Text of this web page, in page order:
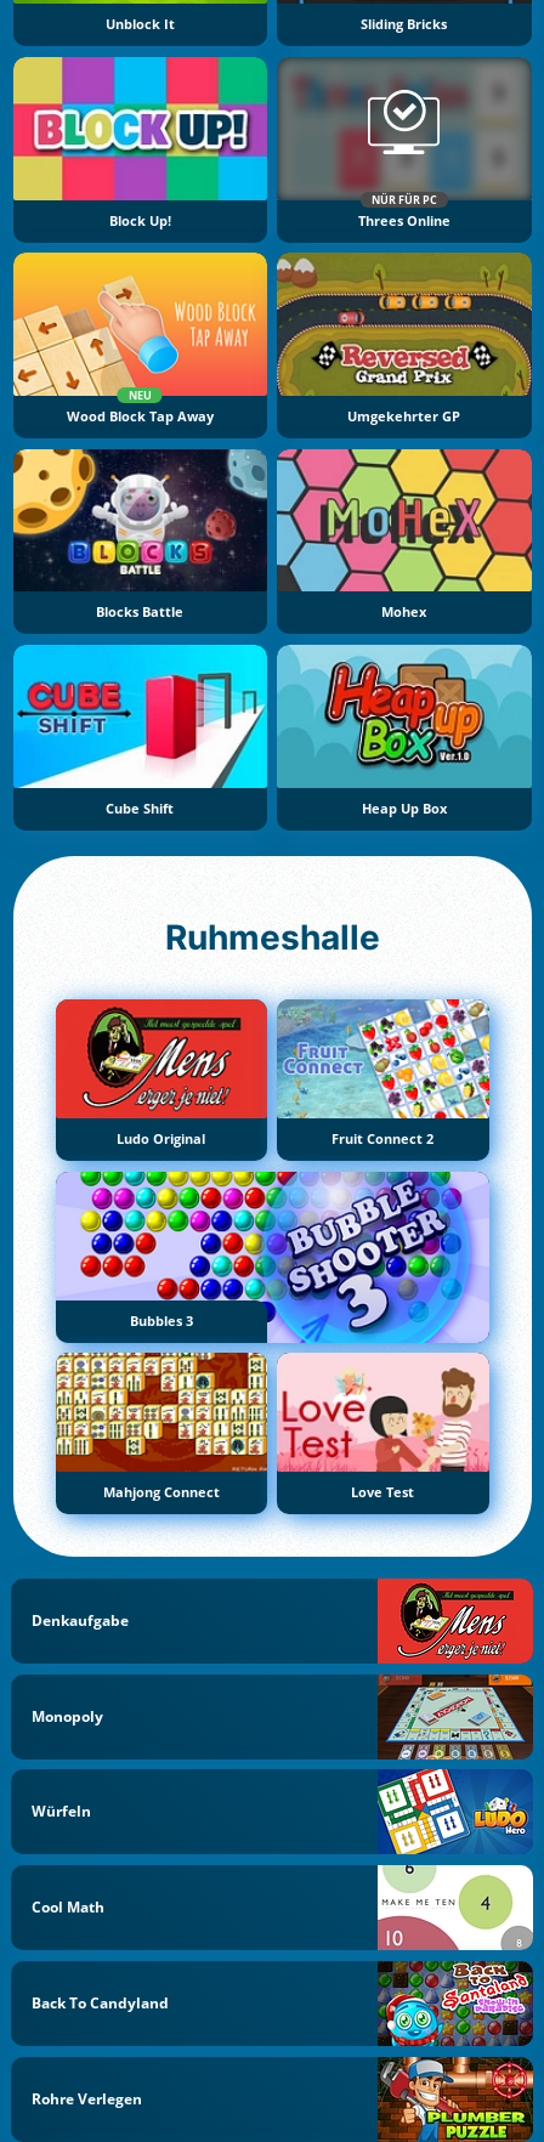
Unblock It Sliding Bricks
Block Up!
NÜR FÜR PC
Threes Online
NEU
Wood Block Tap Away Umgekehrter GP
Blocks Battle Mohex
Cube Shift Heap Up Box
Ruhmeshalle
Ludo Original Fruit Connect 2
Bubbles 3
Mahjong Connect Love Test
Denkaufgabe
Monopoly
Würfeln
Cool Math
Back To Candyland
Rohre Verlegen